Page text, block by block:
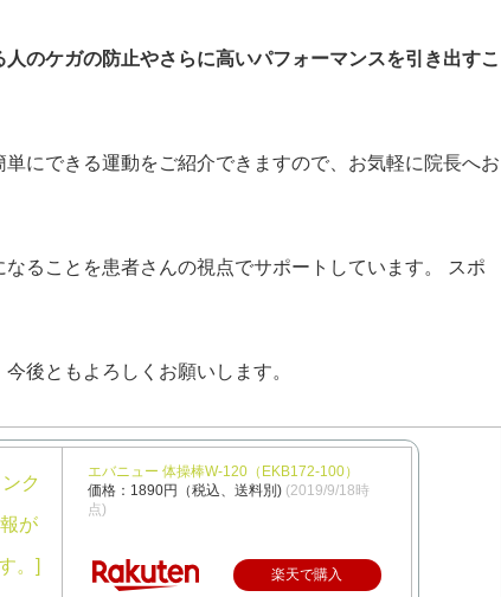
人のケガの防止やさらに高いパフォーマンスを引き出すこ
にできる運動をご紹介できますので、お気軽に院長へお
ることを患者さんの視点でサポートしています。 スポ
ともよろしくお願いします。
エバニュー 体操棒W-120（EKB172-100）
価格：1890円（税込、送料別) (2019/9/18時
点)
楽天で購入